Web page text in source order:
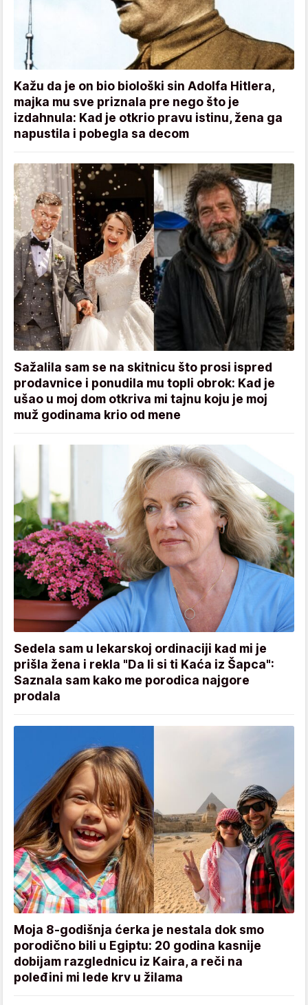
Kažu da je on bio biološki sin Adolfa Hitlera,
majka mu sve priznala pre nego što je
izdahnula: Kad je otkrio pravu istinu, žena ga
napustila i pobegla sa decom
Sažalila sam se na skitnicu što prosi ispred
prodavnice i ponudila mu topli obrok: Kad je
ušao u moj dom otkriva mi tajnu koju je moj
muž godinama krio od mene
Sedela sam u lekarskoj ordinaciji kad mi je
prišla žena i rekla "Da li si ti Kaća iz Šapca":
Saznala sam kako me porodica najgore
prodala
Moja 8-godišnja ćerka je nestala dok smo
porodično bili u Egiptu: 20 godina kasnije
dobijam razglednicu iz Kaira, a reči na
poleđini mi lede krv u žilama